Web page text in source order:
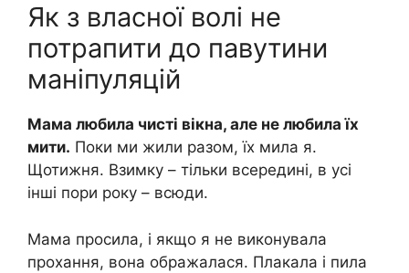
Як з власної волі не
потрапити до павутини
маніпуляцій
Мама любила чисті вікна, але не любила їх
мити. Поки ми жили разом, їх мила я.
Щотижня. Взимку – тільки всередині, в усі
інші пори року – всюди.
Мама просила, і якщо я не виконувала
прохання, вона ображалася. Плакала і пила